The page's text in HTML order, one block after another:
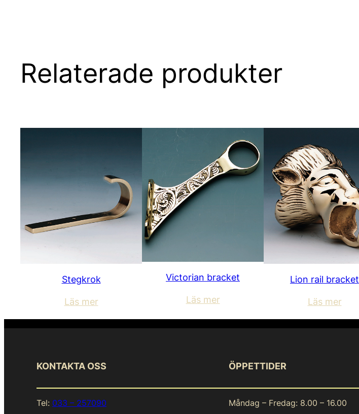
Relaterade produkter
Stegkrok
Läs mer
Victorian bracket
Läs mer
Lion rail bracket
Läs mer
KONTAKTA OSS
Tel: 033 – 257090
ÖPPETTIDER
Måndag – Fredag: 8.00 – 16.00